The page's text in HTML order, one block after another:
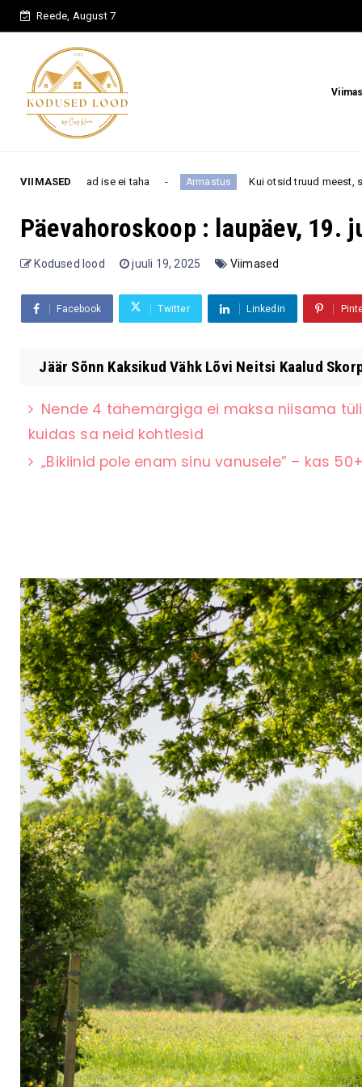
Reede, August 7
VIIMASEDArmastus Kui otsid truud meest, siis nende 4 tähemärgi all
Päevahoroskoop : laupäev, 19.
Kodused lood juuli 19, 2025 Viimased
Facebook Twitter Linkedin
Jäär Sõnn Kaksikud Vähk Lõvi Neitsi Kaalud
Nende 4 tähemärgiga ei maksa niisama
kuidas sa neid kohtlesid
„Bikiinid pole enam sinu vanusele” – kas